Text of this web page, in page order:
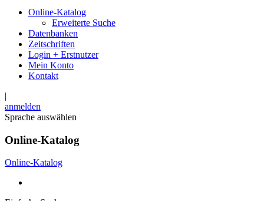
Online-Katalog
Erweiterte Suche
Datenbanken
Zeitschriften
Login + Erstnutzer
Mein Konto
Kontakt
|
anmelden
Sprache auswählen
Online-Katalog
Online-Katalog